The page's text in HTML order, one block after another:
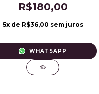
R$180,00
5x de R$36,00 sem juros
WHATSAPP